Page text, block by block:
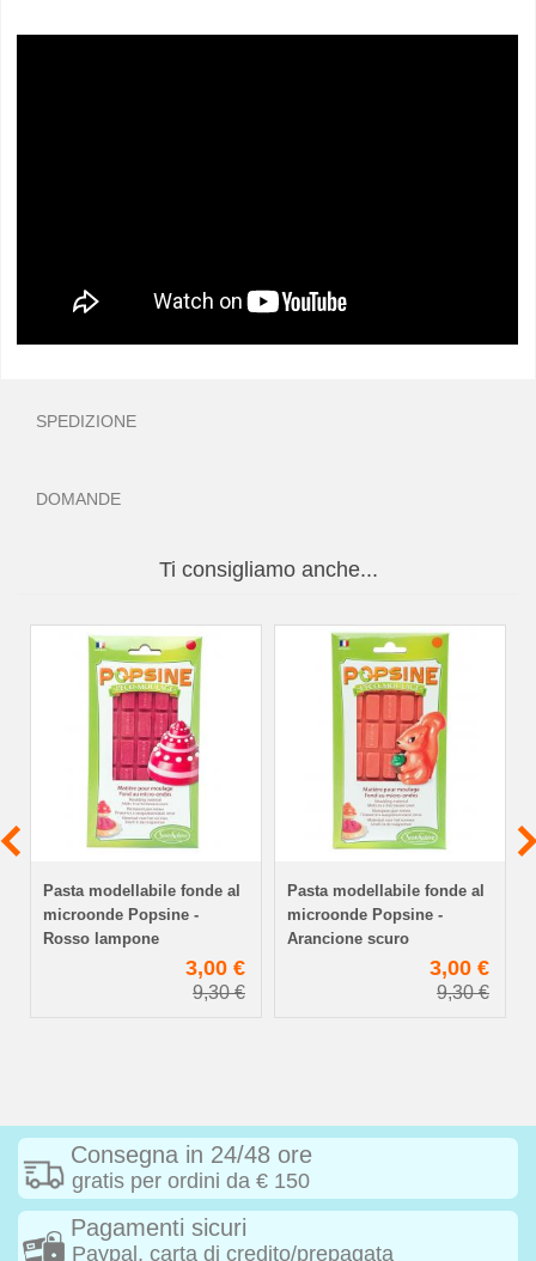
SPEDIZIONE
DOMANDE
Ti consigliamo anche...
Pasta modellabile fonde al
microonde Popsine -
Rosso lampone
3,00 €
9,30 €
Pasta modellabile fonde al
microonde Popsine -
Arancione scuro
3,00 €
9,30 €
Consegna in 24/48 ore
gratis per ordini da € 150
Pagamenti sicuri
Paypal, carta di credito/prepagata